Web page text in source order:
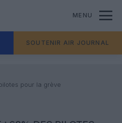
MENU
SOUTENIR AIR JOURNAL
pour la grève